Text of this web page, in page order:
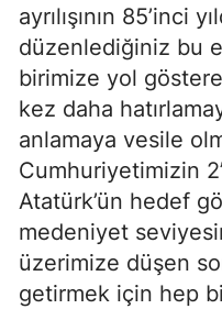
ayrılışının 85’inci
düzenlediğiniz bu
birimize yol
kez daha
anlamaya vesile
Cumhuriyetimizin
Atatürk’ün hedef
medeniyet
üzerimize düşen
getirmek için hep